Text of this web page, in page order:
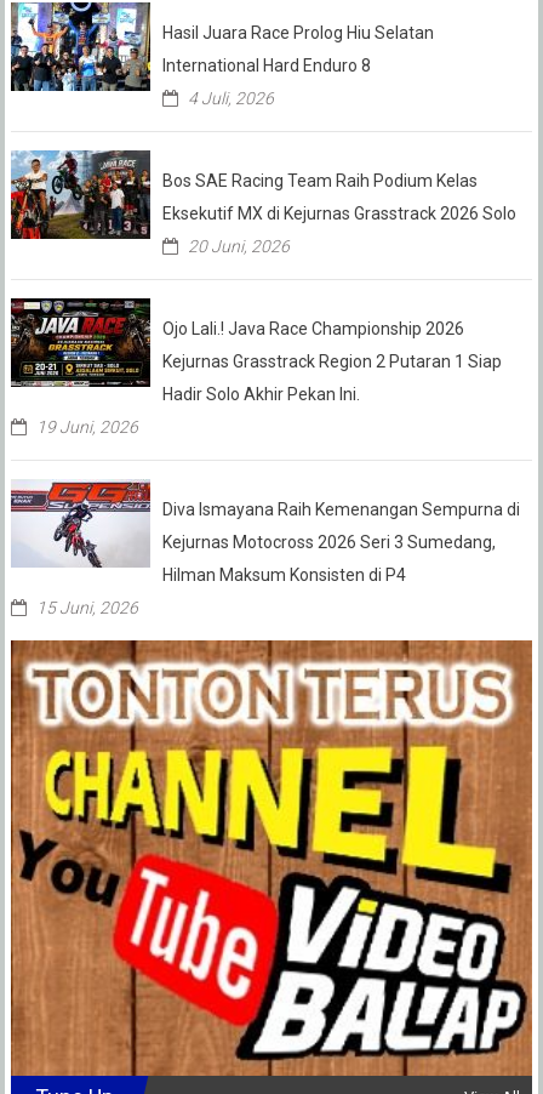
Hasil Juara Race Prolog Hiu Selatan
International Hard Enduro 8
4 Juli, 2026
Bos SAE Racing Team Raih Podium Kelas
Eksekutif MX di Kejurnas Grasstrack 2026 Solo
20 Juni, 2026
Ojo Lali.! Java Race Championship 2026
Kejurnas Grasstrack Region 2 Putaran 1 Siap
Hadir Solo Akhir Pekan Ini.
19 Juni, 2026
Diva Ismayana Raih Kemenangan Sempurna di
Kejurnas Motocross 2026 Seri 3 Sumedang,
Hilman Maksum Konsisten di P4
15 Juni, 2026